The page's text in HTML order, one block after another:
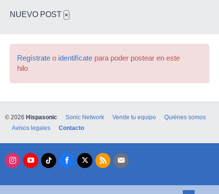
NUEVO POST ×
Regístrate o identifícate para poder postear en este
hilo
© 2026 Hispasonic Sonic Network Vende tu equipo
Quiénes somos
Avisos legales
Contacto